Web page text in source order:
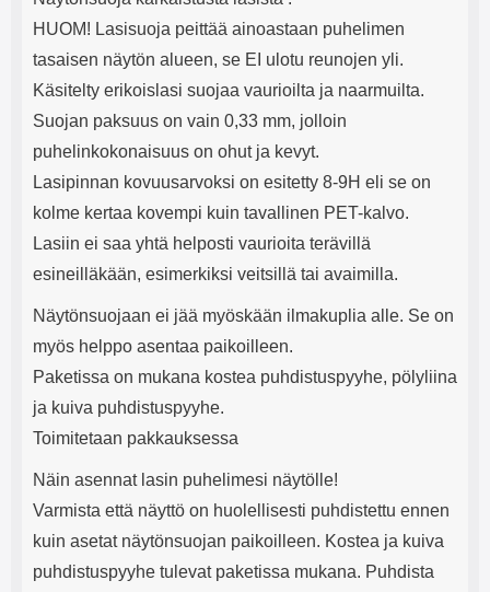
HUOM! Lasisuoja peittää ainoastaan puhelimen
tasaisen näytön alueen, se EI ulotu reunojen yli.
Käsitelty erikoislasi suojaa vaurioilta ja naarmuilta.
Suojan paksuus on vain 0,33 mm, jolloin
puhelinkokonaisuus on ohut ja kevyt.
Lasipinnan kovuusarvoksi on esitetty 8-9H eli se on
kolme kertaa kovempi kuin tavallinen PET-kalvo.
Lasiin ei saa yhtä helposti vaurioita terävillä
esineilläkään, esimerkiksi veitsillä tai avaimilla.
Näytönsuojaan ei jää myöskään ilmakuplia alle. Se on
myös helppo asentaa paikoilleen.
Paketissa on mukana kostea puhdistuspyyhe, pölyliina
ja kuiva puhdistuspyyhe.
Toimitetaan pakkauksessa
Näin asennat lasin puhelimesi näytölle!
Varmista että näyttö on huolellisesti puhdistettu ennen
kuin asetat näytönsuojan paikoilleen. Kostea ja kuiva
puhdistuspyyhe tulevat paketissa mukana. Puhdista